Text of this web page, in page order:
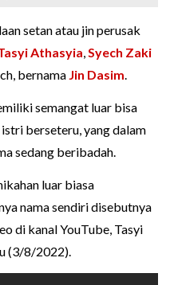
setan atau jin perusak
Athasyia,Syech Zaki
bernama Jin Dasim.
semangat luar bisa
berseteru, yang dalam
sedang beribadah.
luar biasa
nama sendiri disebutnya
di kanal YouTube, Tasyi
(3/8/2022).